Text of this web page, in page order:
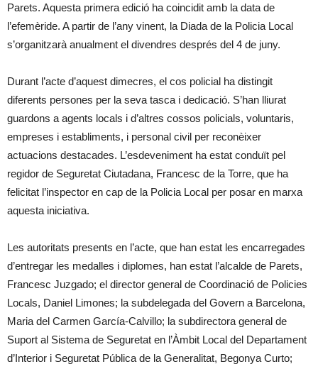
Parets. Aquesta primera edició ha coincidit amb la data de
l’efemèride. A partir de l’any vinent, la Diada de la Policia Local
s’organitzarà anualment el divendres després del 4 de juny.
Durant l’acte d’aquest dimecres, el cos policial ha distingit
diferents persones per la seva tasca i dedicació. S’han lliurat
guardons a agents locals i d’altres cossos policials, voluntaris,
empreses i establiments, i personal civil per reconèixer
actuacions destacades. L’esdeveniment ha estat conduït pel
regidor de Seguretat Ciutadana, Francesc de la Torre, que ha
felicitat l’inspector en cap de la Policia Local per posar en marxa
aquesta iniciativa.
Les autoritats presents en l’acte, que han estat les encarregades
d’entregar les medalles i diplomes, han estat l’alcalde de Parets,
Francesc Juzgado; el director general de Coordinació de Policies
Locals, Daniel Limones; la subdelegada del Govern a Barcelona,
Maria del Carmen García-Calvillo; la subdirectora general de
Suport al Sistema de Seguretat en l’Àmbit Local del Departament
d’Interior i Seguretat Pública de la Generalitat, Begonya Curto;